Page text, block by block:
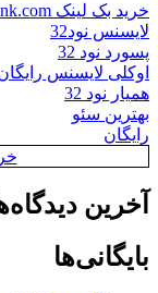
خرید بک لینک behtarinbacklink.com
لایسنس نود32
پسورد نود 32
اوکلی لایسنس رایگان
همیار نود 32
بهترین سئو
رایگان
آخرین
بایگانی‌ها